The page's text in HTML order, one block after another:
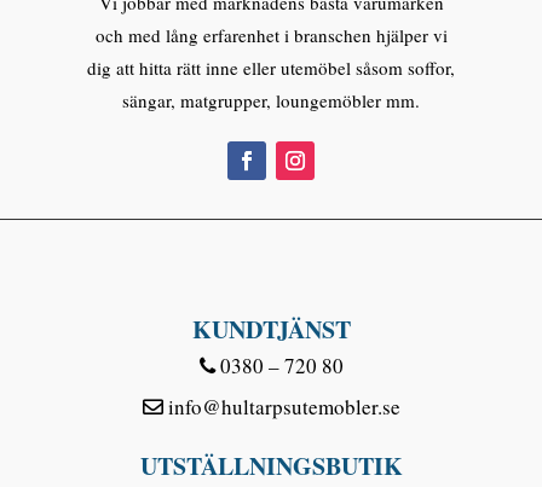
och med lång erfarenhet i branschen hjälper vi
dig att hitta rätt inne eller utemöbel såsom soffor,
sängar, matgrupper, loungemöbler mm.
KUNDTJÄNST
0380 – 720 80
info@hultarpsutemobler.se
UTSTÄLLNINGSBUTIK